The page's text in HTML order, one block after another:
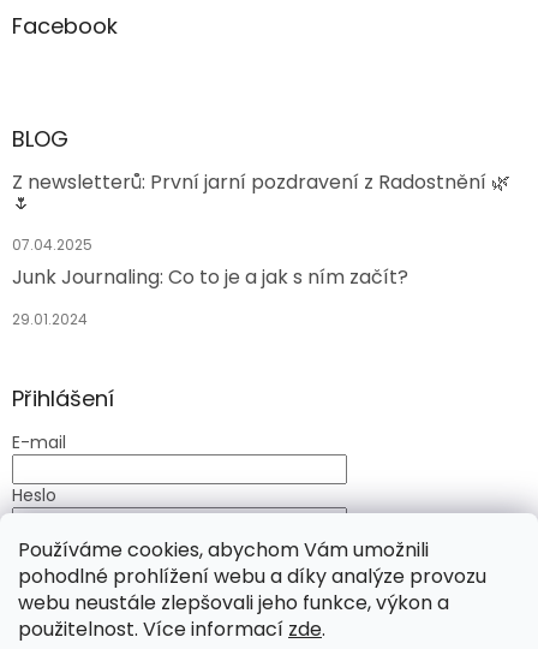
Používáme cookies, abychom Vám umožnili
pohodlné prohlížení webu a díky analýze provozu
webu neustále zlepšovali jeho funkce, výkon a
použitelnost. Více informací zde.
Facebook
BLOG
Z newsletterů: První jarní pozdravení z Radostnění 🌿
🌷
07.04.2025
Junk Journaling: Co to je a jak s ním začít?
29.01.2024
Přihlášení
E-mail
Heslo
PŘIHLÁSIT SE
Nová registrace Zapomenuté heslo